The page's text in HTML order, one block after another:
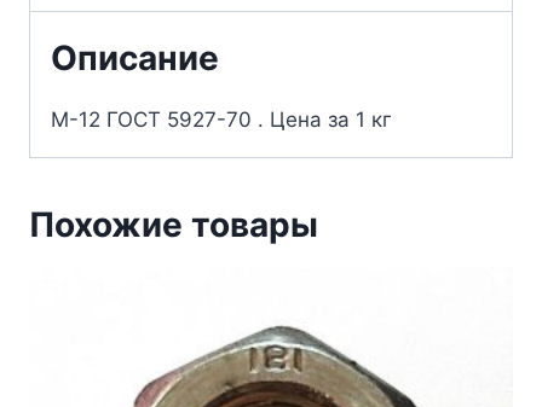
Описание
М-12 ГОСТ 5927-70 . Цена за 1 кг
Похожие товары